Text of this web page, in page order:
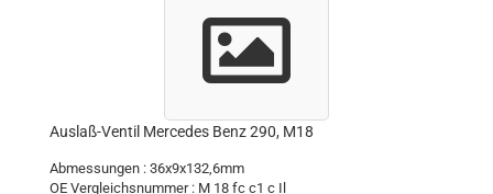
Auslaß-Ventil Mercedes Benz 290, M18
Abmessungen : 36x9x132,6mm
OE Vergleichsnummer : M 18 fc c1 c Il